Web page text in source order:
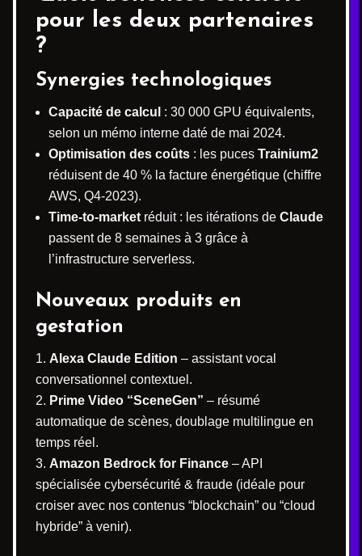
pour les deux partenaires
?
Synergies technologiques
Capacité de calcul : 30 000 GPU équivalents,
selon un mémo interne daté de mai 2024.
Optimisation des coûts : les puces Trainium2
réduisent de 40 % la facture énergétique (chiffre
AWS, Q4-2023).
Time-to-market réduit : les itérations de Claude
passent de 8 semaines à 3 grâce à
l’infrastructure serverless.
Nouveaux produits en
gestation
Alexa Claude Edition – assistant vocal
conversationnel contextuel.
Prime Video “SceneGen” – résumé
automatique de scènes, doublage multilingue en
temps réel.
Amazon Bedrock for Finance – API
spécialisée cybersécurité & fraude (idéale pour
croiser avec nos contenus “blockchain” ou “cloud
hybride” à venir).